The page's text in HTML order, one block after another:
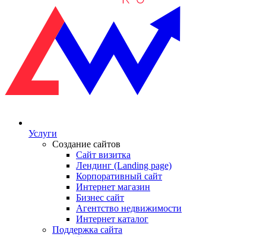
Услуги
Создание сайтов
Сайт визитка
Лендинг (Landing page)
Корпоративный сайт
Интернет магазин
Бизнес сайт
Агентство недвижимости
Интернет каталог
Поддержка сайта